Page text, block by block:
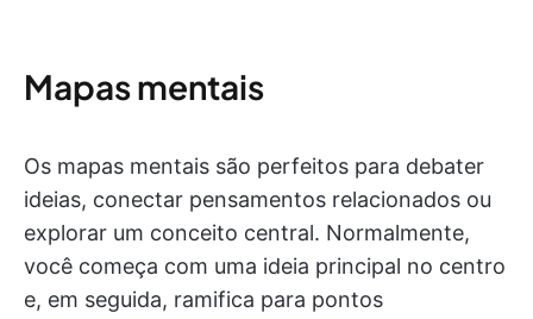
Mapas mentais
Os mapas mentais são perfeitos para debater
ideias, conectar pensamentos relacionados ou
explorar um conceito central. Normalmente,
você começa com uma ideia principal no centro
e, em seguida, ramifica para pontos